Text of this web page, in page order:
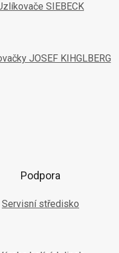
SIEBECK
JOSEF KIHGLBERG
Podpora
Servisní středisko